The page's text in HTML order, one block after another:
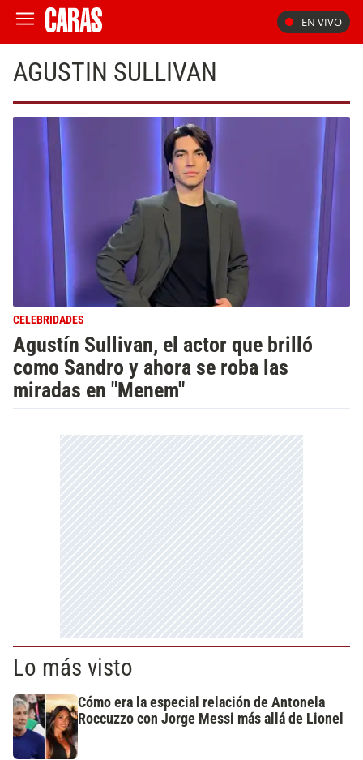
EN VIVO
AGUSTIN SULLIVAN
CELEBRIDADES
Agustín Sullivan, el actor que brilló
como Sandro y ahora se roba las
miradas en "Menem"
Lo más visto
Cómo era la especial relación de Antonela
Roccuzzo con Jorge Messi más allá de Lionel